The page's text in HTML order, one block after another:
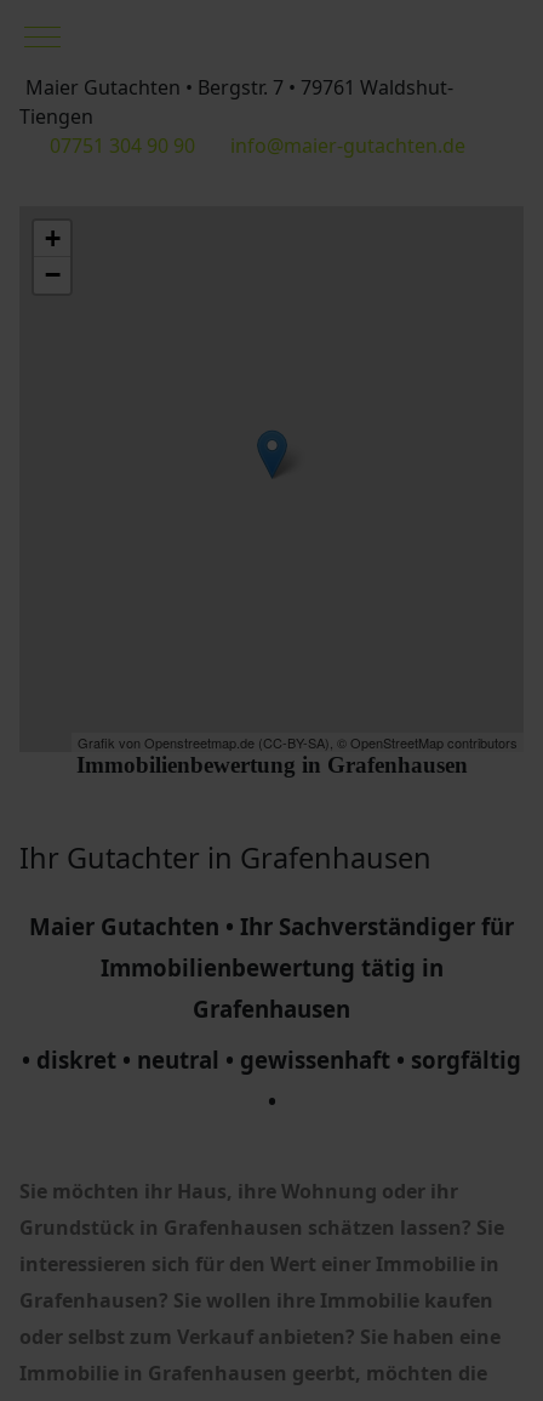
Mobile Menu Toggle
Maier Gutachten • Bergstr. 7 • 79761 Waldshut-
Tiengen
07751 304 90 90
info@maier-gutachten.de
+
−
Grafik von Openstreetmap.de(CC-BY-SA), © OpenStreetMap contributors
Immobilienbewertung in Grafenhausen
Ihr Gutachter in Grafenhausen
Maier Gutachten • Ihr Sachverständiger für
Immobilienbewertung tätig in
Grafenhausen
• diskret • neutral • gewissenhaft • sorgfältig
•
Sie möchten ihr Haus, ihre Wohnung oder ihr
Grundstück in Grafenhausen schätzen lassen? Sie
interessieren sich für den Wert einer Immobilie in
Grafenhausen? Sie wollen ihre Immobilie kaufen
oder selbst zum Verkauf anbieten? Sie haben eine
Immobilie in Grafenhausen geerbt, möchten die